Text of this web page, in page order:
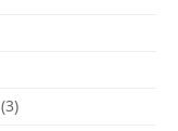
(3)